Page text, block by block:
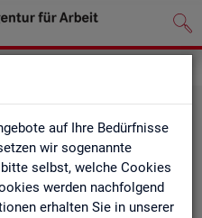
auf Ihre Bedürfnisse
wir sogenannte
selbst, welche Cookies
werden nachfolgend
erhalten Sie in unserer